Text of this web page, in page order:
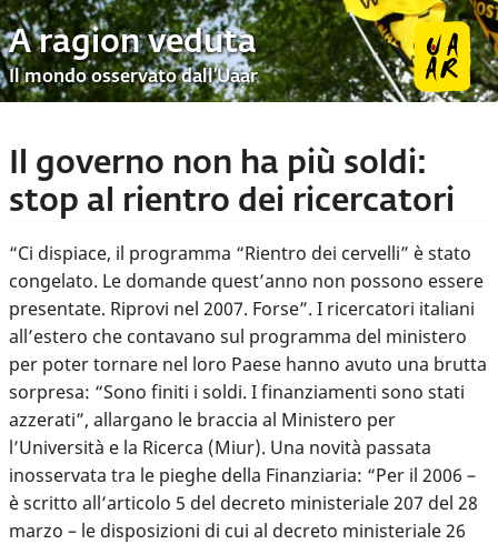
A ragion veduta
Il mondo osservato dall’Uaar
Il governo non ha più soldi:
stop al rientro dei ricercatori
“Ci dispiace, il programma “Rientro dei cervelli” è stato
congelato. Le domande quest’anno non possono essere
presentate. Riprovi nel 2007. Forse”. I ricercatori italiani
all’estero che contavano sul programma del ministero
per poter tornare nel loro Paese hanno avuto una brutta
sorpresa: “Sono finiti i soldi. I finanziamenti sono stati
azzerati”, allargano le braccia al Ministero per
l’Università e la Ricerca (Miur). Una novità passata
inosservata tra le pieghe della Finanziaria: “Per il 2006 –
è scritto all’articolo 5 del decreto ministeriale 207 del 28
marzo – le disposizioni di cui al decreto ministeriale 26